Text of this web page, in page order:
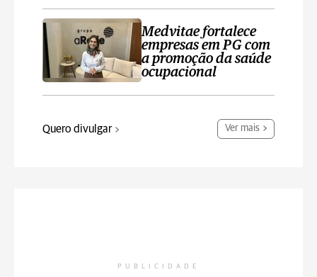
Medvitae fortalece
empresas em PG com
a promoção da saúde
ocupacional
Quero divulgar Ver mais
PUBLICIDADE